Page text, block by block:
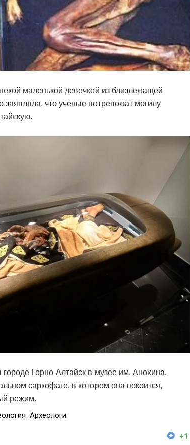
маленькой девочкой из близлежащей
что ученые потревожат могилу
Горно-Алтайск в музее им. Анохина,
саркофаге, в котором она покоится,
режим.
, Археологи
+1